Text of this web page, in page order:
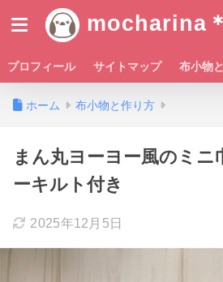
mocharina
プロフィール サイトマップ 布小物
ホーム 布小物と作り方
まん丸ヨーヨー風のミニ
ーキルト付き
2025年12月5日